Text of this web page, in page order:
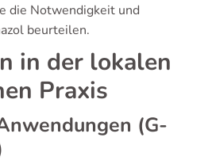
die Notwendigkeit und
beurteilen.
in der lokalen
Praxis
(G-